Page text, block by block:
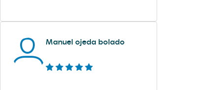
Manuel ojeda bolado